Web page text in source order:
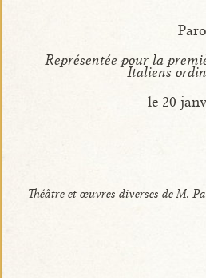
Représentée pour la
Italiens
le 20
Théâtre et œuvres diverses de M.